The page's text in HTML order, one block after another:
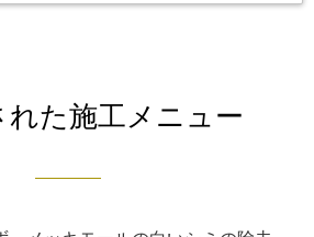
れた施工メニュー